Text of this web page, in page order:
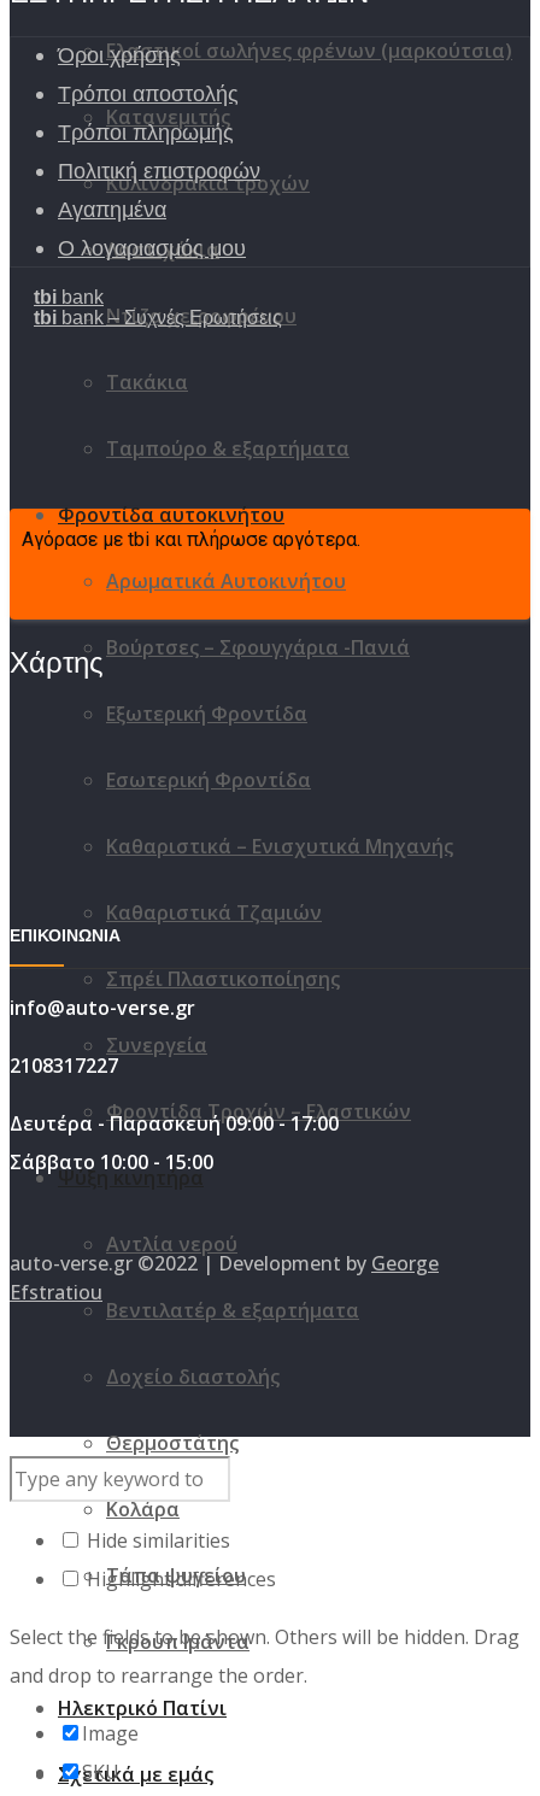
Ελαστικοί σωλήνες φρένων (μαρκούτσια)
Κατανεμιτής
Κυλινδράκια τροχών
Λαστιχάκια
Ντίζα χειροφρένου
Τακάκια
Ταμπούρο & εξαρτήματα
Φροντίδα αυτοκινήτου
Αρωματικά Αυτοκινήτου
Βούρτσες – Σφουγγάρια -Πανιά
Εξωτερική Φροντίδα
Εσωτερική Φροντίδα
Καθαριστικά – Ενισχυτικά Μηχανής
Καθαριστικά Τζαμιών
Σπρέι Πλαστικοποίησης
Συνεργεία
Φροντίδα Τροχών – Ελαστικών
Ψύξη κινητήρα
Αντλία νερού
Βεντιλατέρ & εξαρτήματα
Δοχείο διαστολής
Θερμοστάτης
Κολάρα
Τάπα ψυγείου
Γκρουπ Ιμάντα
Ηλεκτρικό Πατίνι
Σχετικά με εμάς
Όροι χρήσης
Τρόποι αποστολής
Τρόποι πληρωμής
Πολιτική επιστροφών
Αγαπημένα
Ο λογαριασμός μου
tbi bank
tbi bank – Συχνές Ερωτήσεις
Αγόρασε με tbi και πλήρωσε αργότερα.
Χάρτης
ΕΠΙΚΟΙΝΩΝΙΑ
info@auto-verse.gr
2108317227
Δευτέρα - Παρασκευή 09:00 - 17:00
Σάββατο 10:00 - 15:00
auto-verse.gr ©2022 | Development by George
Efstratiou
Hide similarities
Highlight differences
Select the fields to be shown. Others will be hidden. Drag
and drop to rearrange the order.
Image
SKU